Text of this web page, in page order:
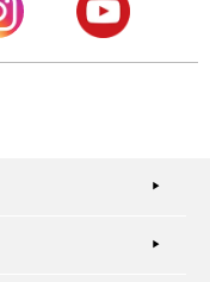
▶︎
▶︎